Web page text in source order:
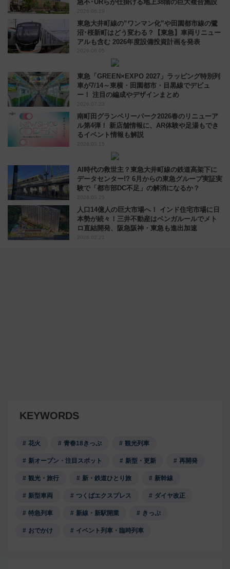
急不･URらが仕掛ける地上38階の巨大複合施設
2026.06.19
東急大井町線の”ワンマン化”や田園都市線の鷺
沼･桜新町はどう変わる？【東急】車両リニュー
アルも含む 2026年度設備投資計画を発表
東急「GREEN×EXPO 2027」ラッピング特別列
車が7/14～東横・田園都市・目黒線でデビュ
ー！ 注目の編成やデザインまとめ
2026.07.23
南町田グランベリーパーク2026春のリニューア
ル第4弾！ 新店舗情報に、AR体験や足湯もでき
るイベント情報も解説
AI時代の救世主？東急大井町線の鉄道高架下に
データセンター!? 6月からの東急グループ実証実
験で「都市部DC不足」の解消になるか？
人口14億人の巨大市場へ！ インド住宅市場に日
本勢が続々！三井不動産はベンガルールでメト
ロ直結開発、阪急阪神・東急も進出加速
KEYWORDS
花火 青春18きっぷ 観光列車
新オープン・注目スポット 新型・更新 再開発
観光・旅行 新・鉄道ひとり旅 新幹線
新型車両 つくばエクスプレス ダイヤ改正
特急列車 新線・新駅開業 きっぷ
おでかけ イベント列車・臨時列車